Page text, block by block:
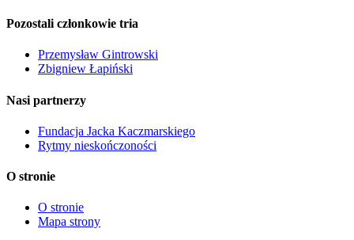
Pozostali członkowie tria
Przemysław Gintrowski
Zbigniew Łapiński
Nasi partnerzy
Fundacja Jacka Kaczmarskiego
Rytmy nieskończoności
O stronie
O stronie
Mapa strony